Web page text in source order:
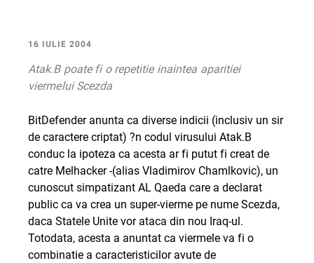
16 IULIE 2004
Atak.B poate fi o repetitie inaintea aparitiei
viermelui Scezda
BitDefender anunta ca diverse indicii (inclusiv un sir
de caractere criptat) ?n codul virusului Atak.B
conduc la ipoteza ca acesta ar fi putut fi creat de
catre Melhacker -(alias Vladimirov Chamlkovic), un
cunoscut simpatizant AL Qaeda care a declarat
public ca va crea un super-vierme pe nume Scezda,
daca Statele Unite vor ataca din nou Iraq-ul.
Totodata, acesta a anuntat ca viermele va fi o
combinatie a caracteristicilor avute de